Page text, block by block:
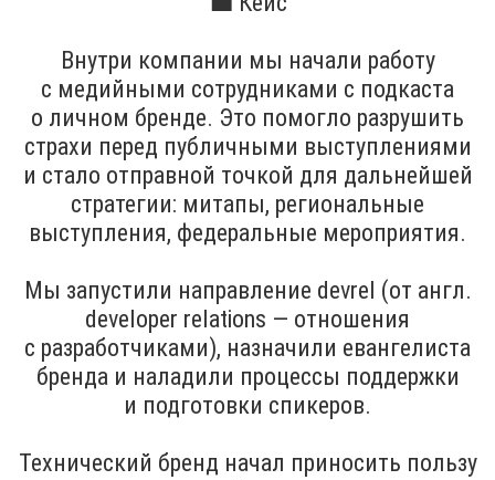
Внутри компании мы начали работу
с медийными сотрудниками с подкаста
о личном бренде. Это помогло разрушить
страхи перед публичными выступлениями
и стало отправной точкой для дальнейшей
стратегии: митапы, региональные
выступления, федеральные мероприятия.
Мы запустили направление devrel (от англ.
developer relations — отношения
с разработчиками), назначили евангелиста
бренда и наладили процессы поддержки
и подготовки спикеров.
Технический бренд начал приносить пользу